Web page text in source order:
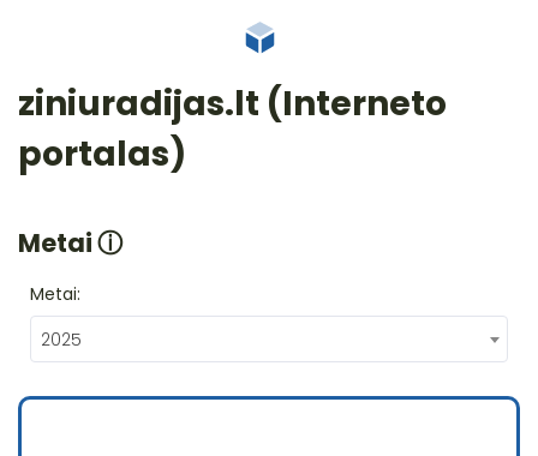
ziniuradijas.lt (Interneto
portalas)
Metaiⓘ
Metai:
2025